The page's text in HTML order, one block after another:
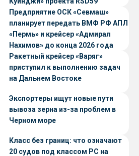
Предприятие ОСК «Севмаш»
планирует передать ВМФ РФ АПЛ
«Пермь» и крейсер «Адмирал
Нахимов» до конца 2026 года
Ракетный крейсер «Варяг»
приступил к выполнению задач
на Дальнем Востоке
Экспортеры ищут новые пути
вывоза зерна из-за проблем в
Черном море
Класс без границ: что означают
20 судов под классом РС на